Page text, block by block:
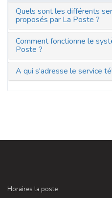
Quels sont les différents
proposés par La Poste ?
Comment fonctionne le
Poste ?
A qui s'adresse le service
Horaires la poste